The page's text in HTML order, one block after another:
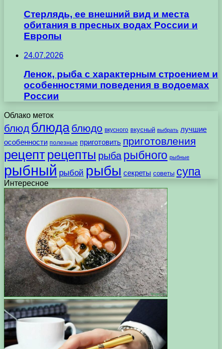
Стерлядь, ее внешний вид и места
обитания в пресных водах России и
Европы
24.07.2026
Ленок, рыба с характерным строением и
особенностями поведения в водоемах
России
Облако меток
блюд блюда блюдо вкусного вкусный выбрать лучшие
особенности полезные приготовить приготовления
рецептрецепты рыба рыбного рыбные
рыбный рыбой рыбы секреты советы супа
Интересное